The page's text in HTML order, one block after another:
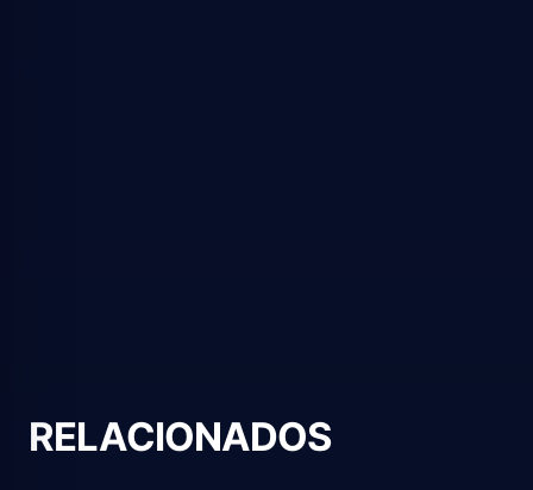
RELACIONADOS